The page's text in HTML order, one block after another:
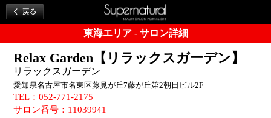
東海エリア - サロン詳細
Relax Garden【リラックスガーデン】
リラックスガーデン
愛知県名古屋市名東区藤見が丘7藤が丘第2朝日ビル2F
TEL：052-771-2175
サロン番号：11039941